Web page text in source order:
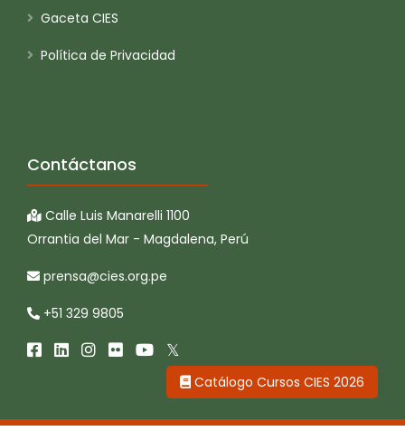
Gaceta CIES
Política de Privacidad
Contáctanos
Calle Luis Manarelli 1100
Orrantia del Mar - Magdalena, Perú
prensa@cies.org.pe
+51 329 9805
Catálogo Cursos CIES 2026